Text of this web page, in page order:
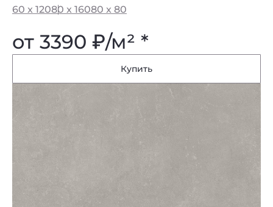
60 x 12080 x 16080 x 80
от 3390 ₽/м² *
Купить